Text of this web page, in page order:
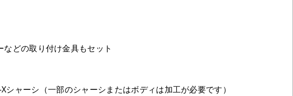
どの取り付け金具もセット
ャーシ（一部のシャーシまたはボディは加工が必要です）